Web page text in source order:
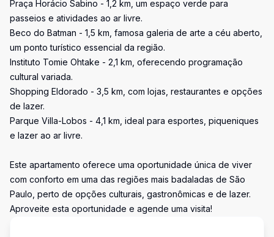
Praça Horácio Sabino - 1,2 km, um espaço verde para
passeios e atividades ao ar livre.
Beco do Batman - 1,5 km, famosa galeria de arte a céu aberto,
um ponto turístico essencial da região.
Instituto Tomie Ohtake - 2,1 km, oferecendo programação
cultural variada.
Shopping Eldorado - 3,5 km, com lojas, restaurantes e opções
de lazer.
Parque Villa-Lobos - 4,1 km, ideal para esportes, piqueniques
e lazer ao ar livre.
Este apartamento oferece uma oportunidade única de viver
com conforto em uma das regiões mais badaladas de São
Paulo, perto de opções culturais, gastronômicas e de lazer.
Aproveite esta oportunidade e agende uma visita!